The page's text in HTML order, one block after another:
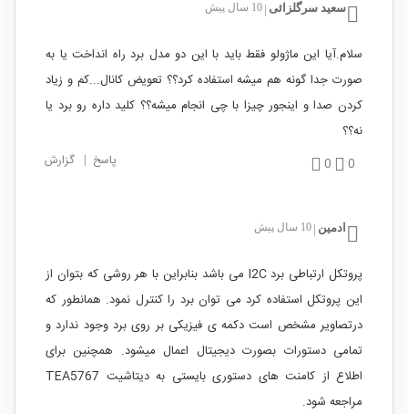
سعید سرگلزائی 10 سال پیش
سلام.آیا این ماژولو فقط باید با این دو مدل برد راه انداخت یا به
صورت جدا گونه هم میشه استفاده کرد؟؟ تعویض کانال...کم و زیاد
کردن صدا و اینجور چیزا با چی انجام میشه؟؟ کلید داره رو برد یا
نه؟؟
0
0 پاسخ | گزارش
ادمین 10 سال پیش
پروتکل ارتباطی برد I2C می باشد بنابراین با هر روشی که بتوان از
این پروتکل استفاده کرد می توان برد را کنترل نمود. همانطور که
درتصاویر مشخص است دکمه ی فیزیکی بر روی برد وجود ندارد و
تمامی دستورات بصورت دیجیتال اعمال میشود. همچنین برای
اطلاع از کامنت های دستوری بایستی به دیتاشیت TEA5767
مراجعه شود.